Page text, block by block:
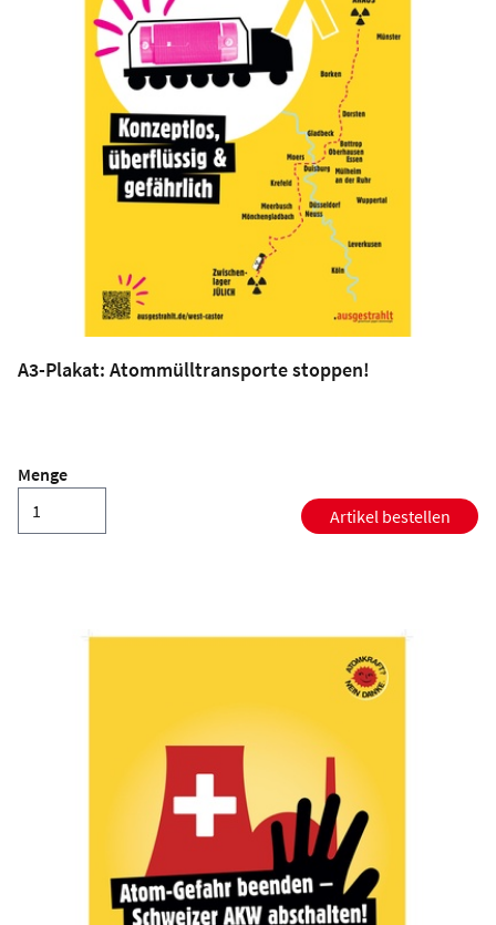
A3-Plakat: Atommülltransporte stoppen!
Menge
Artikel bestellen